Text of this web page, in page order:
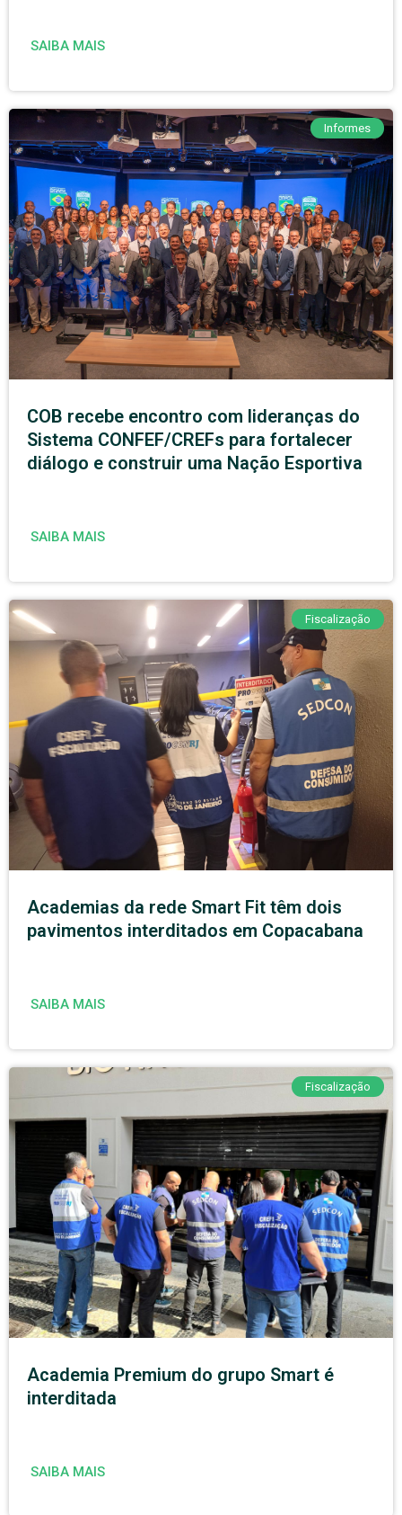
SAIBA MAIS
Informes
COB recebe encontro com lideranças do
Sistema CONFEF/CREFs para fortalecer
diálogo e construir uma Nação Esportiva
SAIBA MAIS
Fiscalização
Academias da rede Smart Fit têm dois
pavimentos interditados em Copacabana
SAIBA MAIS
Fiscalização
Academia Premium do grupo Smart é
interditada
SAIBA MAIS